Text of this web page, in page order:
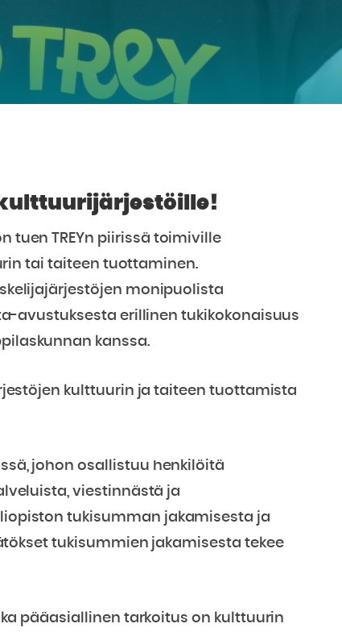
kulttuurijärjestöille!
tuen TREYn piirissä toimiville
tai taiteen tuottaminen.
monipuolista
avustuksesta erillinen tukikokonaisuus
kanssa.
kulttuurin ja taiteen tuottamista
johon osallistuu henkilöitä
viestinnästä ja
tukisumman jakamisesta ja
tukisummien jakamisesta tekee
pääasiallinen tarkoitus on kulttuurin